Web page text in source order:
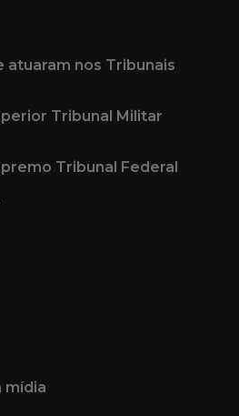
atuaram nos Tribunais
Tribunal Militar
Tribunal Federal
mídia